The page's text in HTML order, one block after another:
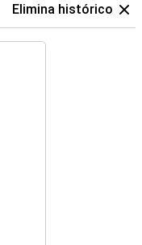
Elimina histórico